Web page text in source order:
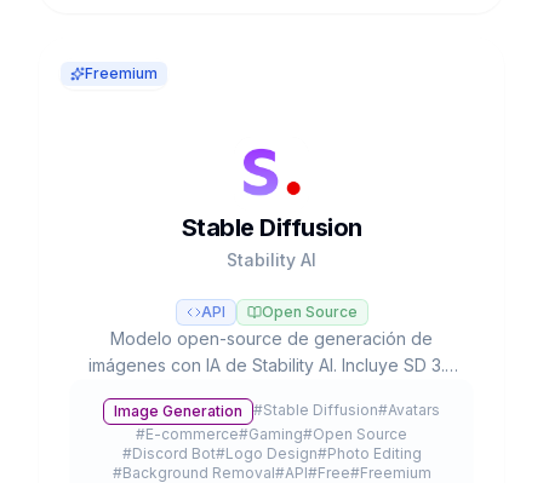
Freemium
Stable Diffusion
Stability AI
API Open Source
Modelo open-source de generación de
imágenes con IA de Stability AI. Incluye SD 3.5
hardware de consumo, con más de 10,000
modelos fine-tuned y licencia gratuita para uso
comercial.
Image Generation #Stable Diffusion#Avatars
#E-commerce#Gaming#Open Source
#Discord Bot#Logo Design#Photo Editing
#Background Removal#API#Free#Freemium